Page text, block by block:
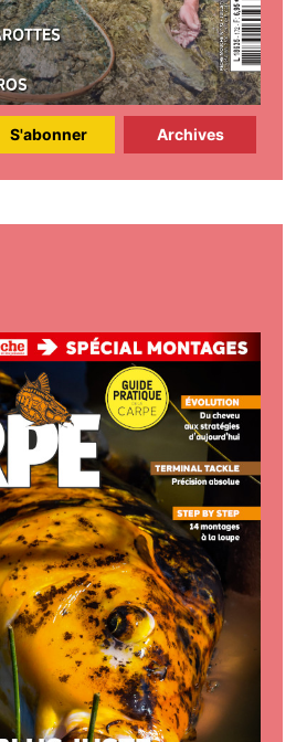
S'abonner Archives